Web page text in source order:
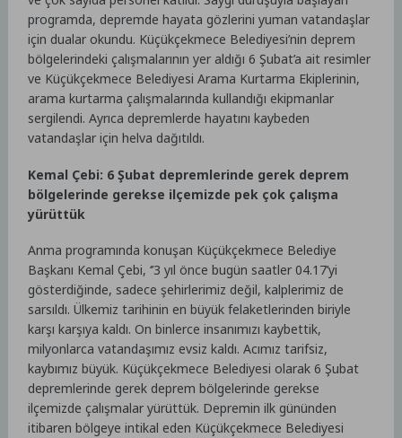
programda, depremde hayata gözlerini yuman vatandaşlar
için dualar okundu. Küçükçekmece Belediyesi’nin deprem
bölgelerindeki çalışmalarının yer aldığı 6 Şubat’a ait resimler
ve Küçükçekmece Belediyesi Arama Kurtarma Ekiplerinin,
arama kurtarma çalışmalarında kullandığı ekipmanlar
sergilendi. Ayrıca depremlerde hayatını kaybeden
vatandaşlar için helva dağıtıldı.
Kemal Çebi: 6 Şubat depremlerinde gerek deprem
bölgelerinde gerekse ilçemizde pek çok çalışma
yürüttük
Anma programında konuşan Küçükçekmece Belediye
Başkanı Kemal Çebi, ‘’3 yıl önce bugün saatler 04.17’yi
gösterdiğinde, sadece şehirlerimiz değil, kalplerimiz de
sarsıldı. Ülkemiz tarihinin en büyük felaketlerinden biriyle
karşı karşıya kaldı. On binlerce insanımızı kaybettik,
milyonlarca vatandaşımız evsiz kaldı. Acımız tarifsiz,
kaybımız büyük. Küçükçekmece Belediyesi olarak 6 Şubat
depremlerinde gerek deprem bölgelerinde gerekse
ilçemizde çalışmalar yürüttük. Depremin ilk gününden
itibaren bölgeye intikal eden Küçükçekmece Belediyesi